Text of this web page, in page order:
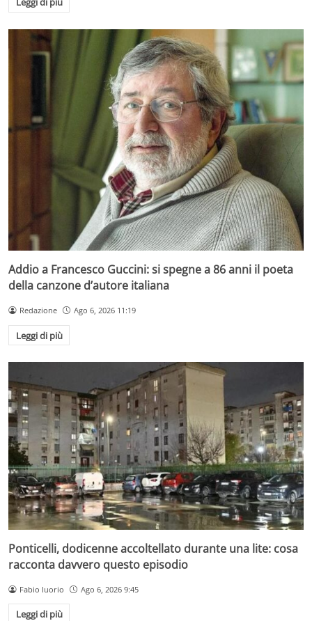
Addio a Francesco Guccini: si spegne a 86 anni il poeta
della canzone d’autore italiana
Redazione Ago 6, 2026 11:19
Leggi di più
Ponticelli, dodicenne accoltellato durante una lite: cosa
racconta davvero questo episodio
Fabio Iuorio Ago 6, 2026 9:45
Leggi di più